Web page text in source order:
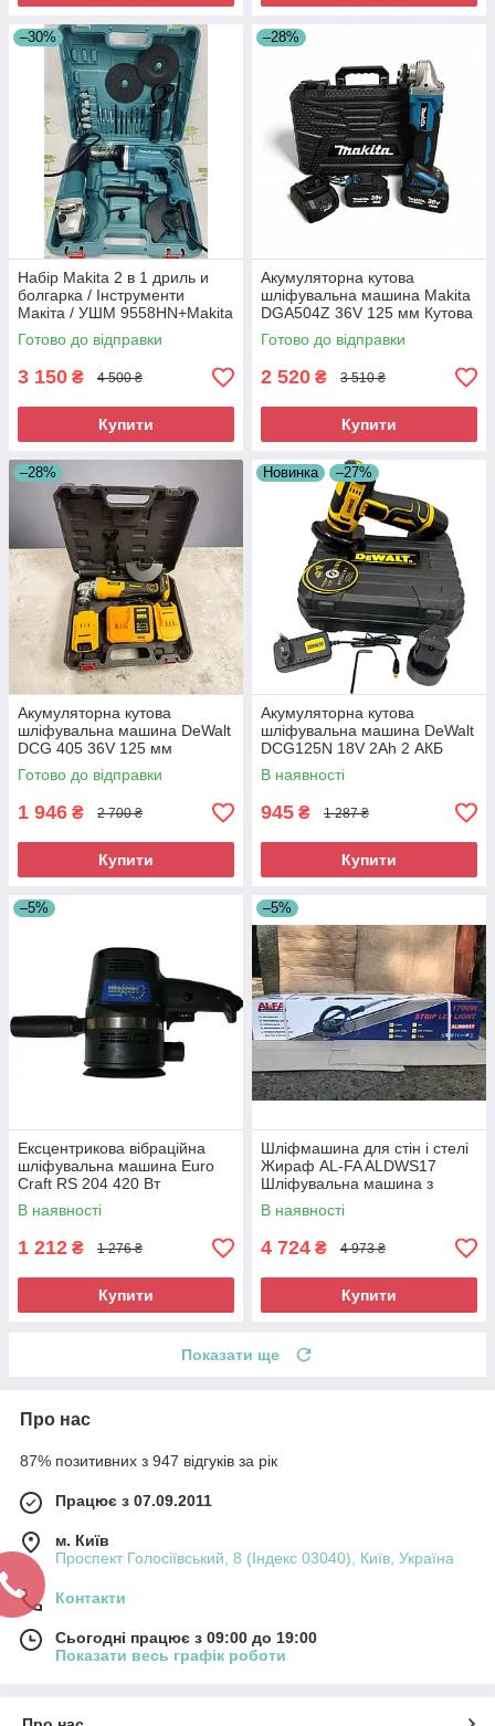
–30%
Набір Makita 2 в 1 дриль и
болгарка / Інструменти
Макіта / УШМ 9558HN+Makita
HP 1630
Готово до відправки
3 150 ₴ 4 500 ₴
Купити
–28%
Акумуляторна кутова
шліфувальна машина Makita
DGA504Z 36V 125 мм Кутова
шліфувальна машина
Акумуляторна турбінка
Готово до відправки
2 520 ₴ 3 510 ₴
Купити
–28%
Акумуляторна кутова
шліфувальна машина DeWalt
DCG 405 36V 125 мм
Безщіткова КШМ Девальт
Кутова шліфмашина
Готово до відправки
1 946 ₴ 2 700 ₴
Купити
Новинка –27%
Акумуляторна кутова
шліфувальна машина DeWalt
DCG125N 18V 2Ah 2 АКБ
Професійна акумуляторна
болгарка
В наявності
945 ₴ 1 287 ₴
Купити
–5%
Ексцентрикова вібраційна
шліфувальна машина Euro
Craft RS 204 420 Вт
Ексцентрикова шліфмашина
для полірування
В наявності
1 212 ₴ 1 276 ₴
Купити
–5%
Шліфмашина для стін і стелі
Жираф AL-FA ALDWS17
Шліфувальна машина з
подовженою ручкою
В наявності
4 724 ₴ 4 973 ₴
Купити
Показати ще
Про нас
87% позитивних з 947 відгуків за рік
Працює з 07.09.2011
м. Київ
Проспект Голосіївський, 8 (Індекс 03040), Київ, Україна
Контакти
Сьогодні працює з 09:00 до 19:00
Показати весь графік роботи